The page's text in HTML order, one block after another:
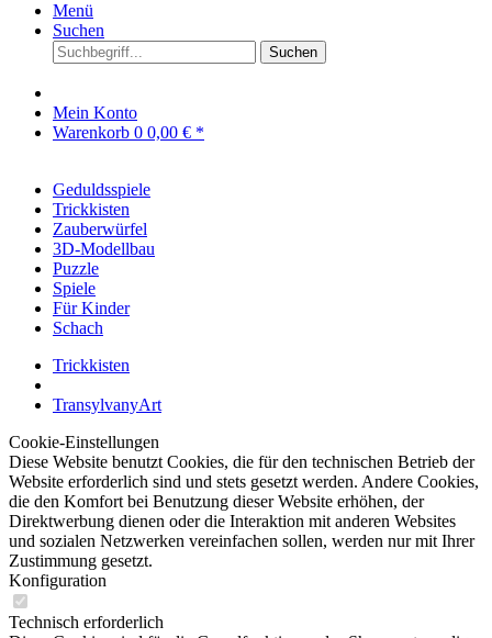
Menü
Suchen
Suchen
Mein Konto
Warenkorb 0 0,00 € *
Geduldsspiele
Trickkisten
Zauberwürfel
3D-Modellbau
Puzzle
Spiele
Für Kinder
Schach
Trickkisten
TransylvanyArt
Cookie-Einstellungen
Diese Website benutzt Cookies, die für den technischen Betrieb der
Website erforderlich sind und stets gesetzt werden. Andere Cookies,
die den Komfort bei Benutzung dieser Website erhöhen, der
Direktwerbung dienen oder die Interaktion mit anderen Websites
und sozialen Netzwerken vereinfachen sollen, werden nur mit Ihrer
Zustimmung gesetzt.
Konfiguration
Technisch erforderlich